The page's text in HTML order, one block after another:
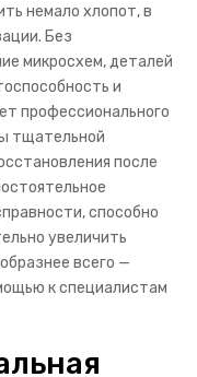
немало хлопот, в
Без
микросхем, деталей
и
профессионального
тщательной
после
способно
увеличить
всего —
к специалистам